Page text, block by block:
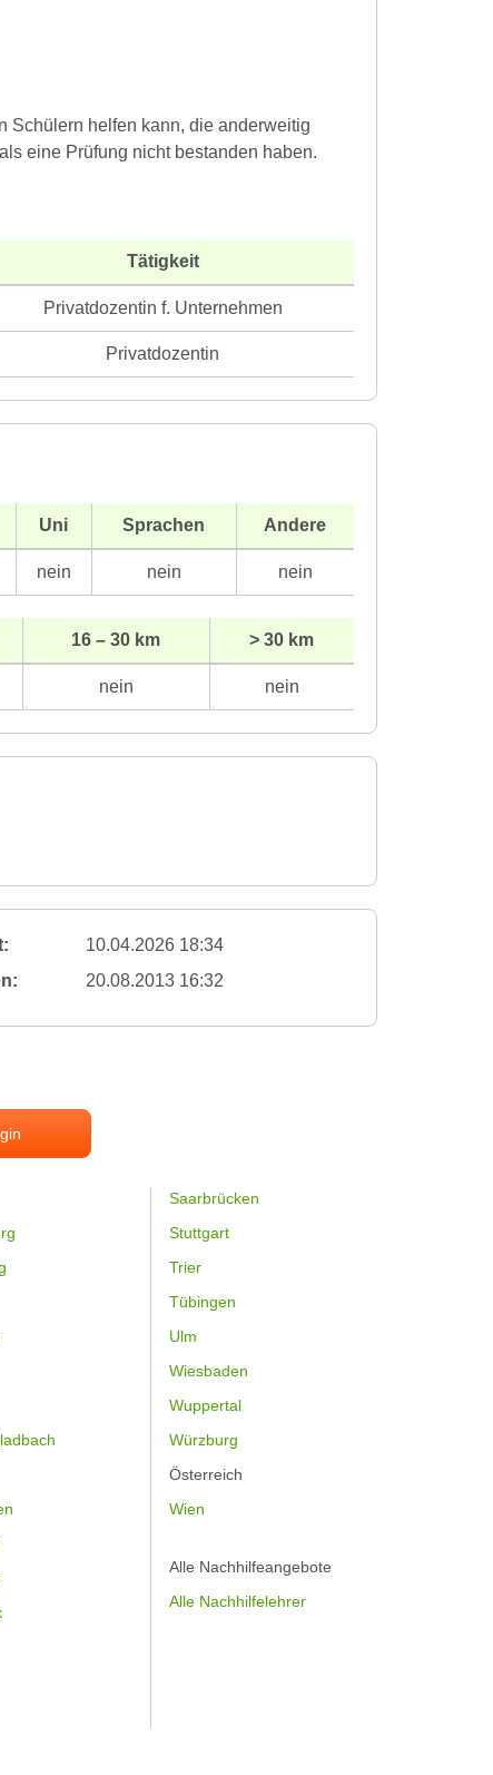
Schülern helfen kann, die anderweitig
eine Prüfung nicht bestanden haben.
Tätigkeit
Privatdozentin f. Unternehmen
Privatdozentin
Uni Sprachen Andere
nein nein nein
16 – 30 km > 30 km
nein nein
10.04.2026 18:34
20.08.2013 16:32
Saarbrücken
Stuttgart
Trier
Tübingen
Ulm
Wiesbaden
Wuppertal
Würzburg
Österreich
Wien
Alle Nachhilfeangebote
Alle Nachhilfelehrer